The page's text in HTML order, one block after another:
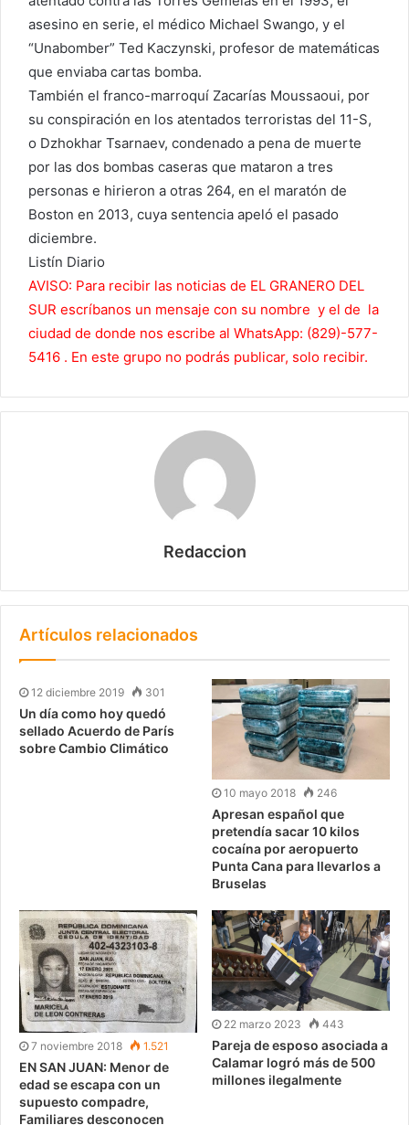
asesino en serie, el médico Michael Swango, y el
“Unabomber” Ted Kaczynski, profesor de matemáticas
que enviaba cartas bomba.
También el franco-marroquí Zacarías Moussaoui, por
su conspiración en los atentados terroristas del 11-S,
o Dzhokhar Tsarnaev, condenado a pena de muerte
por las dos bombas caseras que mataron a tres
personas e hirieron a otras 264, en el maratón de
Boston en 2013, cuya sentencia apeló el pasado
diciembre.
Listín Diario
AVISO: Para recibir las noticias de EL GRANERO DEL
SUR escríbanos un mensaje con su nombre y el de la
ciudad de donde nos escribe al WhatsApp: (829)-577-
5416 . En este grupo no podrás publicar, solo recibir.
Redaccion
Artículos relacionados
12 diciembre 2019 301
Un día como hoy quedó
sellado Acuerdo de París
sobre Cambio Climático
10 mayo 2018 246
Apresan español que
pretendía sacar 10 kilos
cocaína por aeropuerto
Punta Cana para llevarlos a
Bruselas
7 noviembre 2018 1.521
EN SAN JUAN: Menor de
edad se escapa con un
supuesto compadre,
Familiares desconocen
22 marzo 2023 443
Pareja de esposo asociada a
Calamar logró más de 500
millones ilegalmente